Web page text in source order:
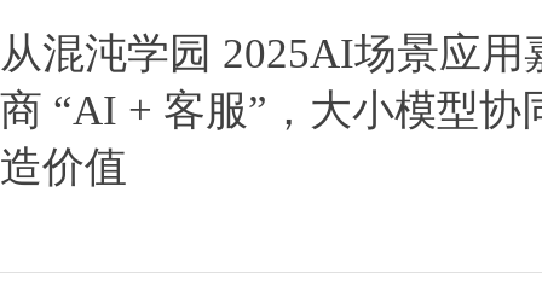
从混沌学园 2025AI场景应用
商 “AI + 客服”，大小模型协
造价值